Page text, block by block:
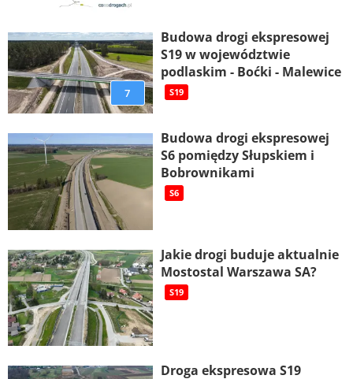
7
Budowa drogi ekspresowej
S19 w województwie
podlaskim - Boćki - Malewice
S19
Budowa drogi ekspresowej
S6 pomiędzy Słupskiem i
Bobrownikami
S6
Jakie drogi buduje aktualnie
Mostostal Warszawa SA?
S19
Droga ekspresowa S19